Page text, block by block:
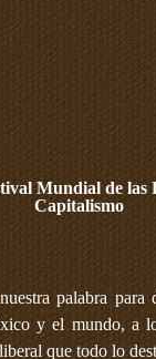
Mundial de las
Capitalismo
palabra
y el mundo, a
que todo lo